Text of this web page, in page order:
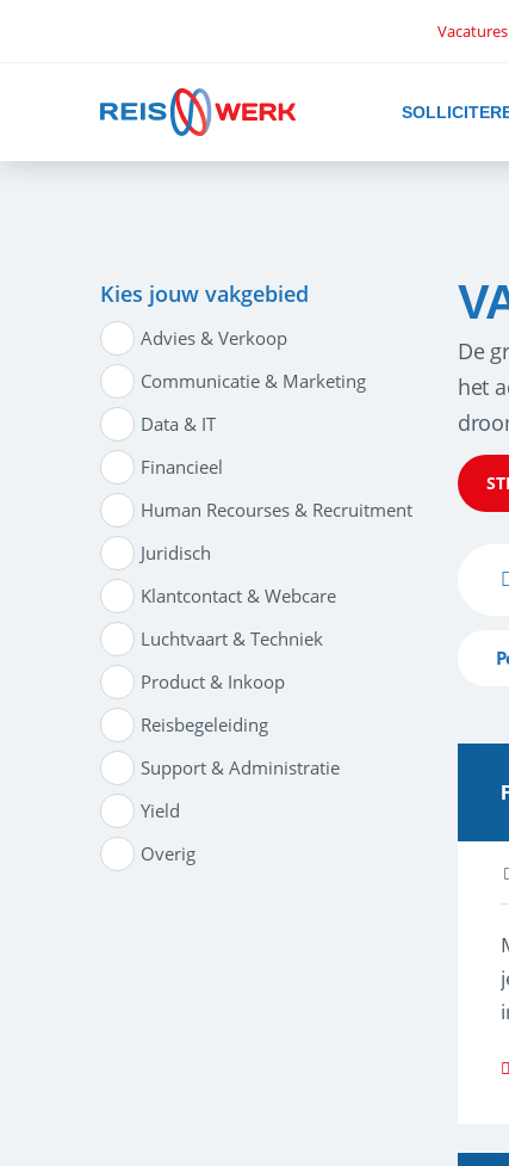
Vacatures
Kies jouw vakgebied
Advies & Verkoop
Communicatie & Marketing
Data & IT
Financieel
Human Recourses & Recruitment
Juridisch
Klantcontact & Webcare
Luchtvaart & Techniek
Product & Inkoop
Reisbegeleiding
Support & Administratie
Yield
Overig
De
het